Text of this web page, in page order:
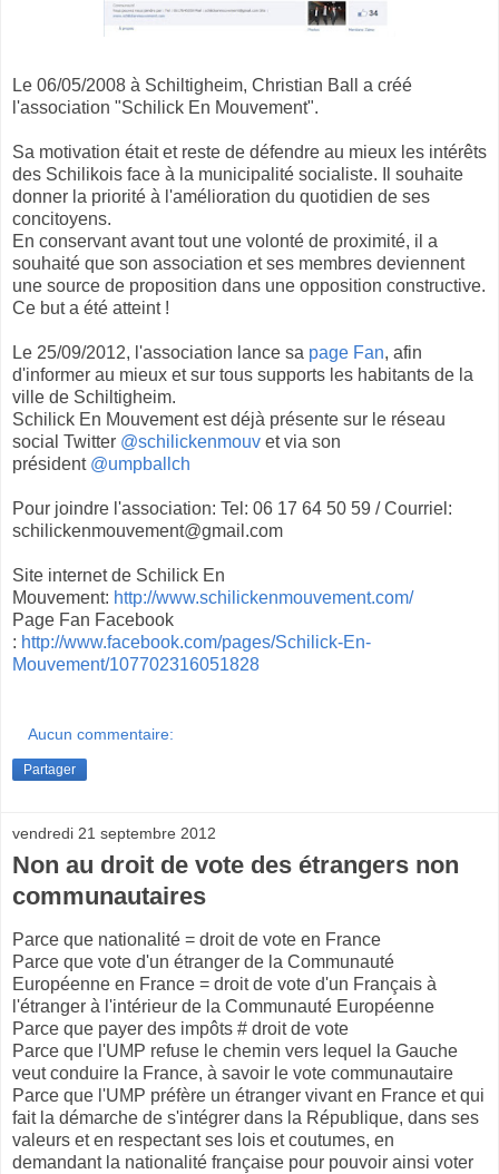
Le 06/05/2008 à Schiltigheim, Christian Ball a créé
l'association "Schilick En Mouvement".
Sa motivation était et reste de défendre au mieux les intérêts
des Schilikois face à la municipalité socialiste. Il souhaite
donner la priorité à l'amélioration du quotidien de ses
concitoyens.
En conservant avant tout une volonté de proximité, il a
souhaité que son association et ses membres deviennent
une source de proposition dans une opposition constructive.
Ce but a été atteint !
Le 25/09/2012, l'association lance sa page Fan, afin
d'informer au mieux et sur tous supports les habitants de la
ville de Schiltigheim.
Schilick En Mouvement est déjà présente sur le réseau
social Twitter @schilickenmouv et via son
président @umpballch
Pour joindre l'association: Tel: 06 17 64 50 59 / Courriel:
schilickenmouvement@gmail.com
Site internet de Schilick En
Mouvement: http://www.schilickenmouvement.com/
Page Fan Facebook
: http://www.facebook.com/pages/Schilick-En-
Mouvement/107702316051828
Aucun commentaire:
Partager
vendredi 21 septembre 2012
Non au droit de vote des étrangers non
communautaires
Parce que nationalité = droit de vote en France
Parce que vote d'un étranger de la Communauté
Européenne en France = droit de vote d'un Français à
l'étranger à l'intérieur de la Communauté Européenne
Parce que payer des impôts # droit de vote
Parce que l'UMP refuse le chemin vers lequel la Gauche
veut conduire la France, à savoir le vote communautaire
Parce que l'UMP préfère un étranger vivant en France et qui
fait la démarche de s'intégrer dans la République, dans ses
valeurs et en respectant ses lois et coutumes, en
demandant la nationalité française pour pouvoir ainsi voter